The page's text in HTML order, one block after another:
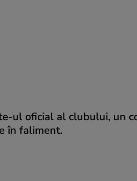
ul oficial al clubului, un
în faliment.